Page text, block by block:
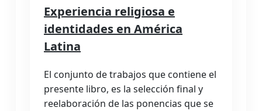
Experiencia religiosa e
identidades en América
Latina
El conjunto de trabajos que contiene el
presente libro, es la selección final y
reelaboración de las ponencias que se